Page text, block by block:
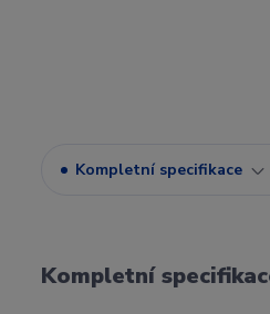
Kompletní specifikace
Kompletní